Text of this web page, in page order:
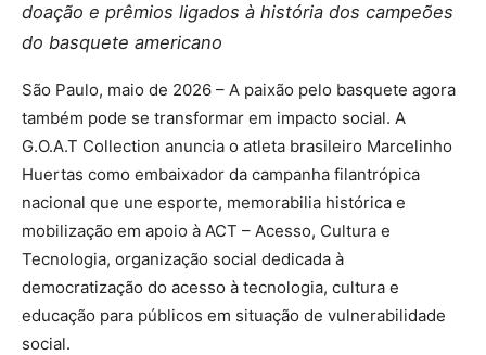
doação e prêmios ligados à história dos campeões
do basquete americano
São Paulo, maio de 2026 – A paixão pelo basquete agora
também pode se transformar em impacto social. A
G.O.A.T Collection anuncia o atleta brasileiro Marcelinho
Huertas como embaixador da campanha filantrópica
nacional que une esporte, memorabilia histórica e
mobilização em apoio à ACT – Acesso, Cultura e
Tecnologia, organização social dedicada à
democratização do acesso à tecnologia, cultura e
educação para públicos em situação de vulnerabilidade
social.